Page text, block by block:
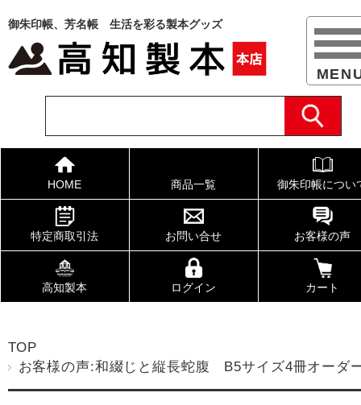
御朱印帳、芳名帳 生活を彩る製本グッズ
HOME 商品一覧 御朱印帳につい
特定商取引法 お問い合せ お客様の声
高知製本 ログイン カート
TOP
お客様の声:和綴じと縦長蛇腹 B5サイズ4冊オーダ